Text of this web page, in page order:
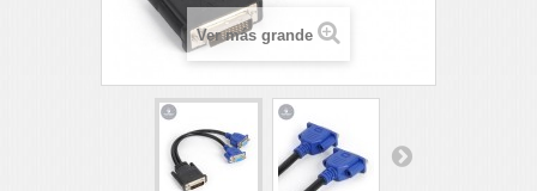
Ver más grande